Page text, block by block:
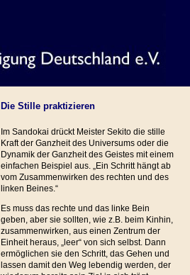
Die Stille praktizieren
Im Sandokai drückt Meister Sekito die stille
Kraft der Ganzheit des Universums oder die
Dynamik der Ganzheit des Geistes mit einem
einfachen Beispiel aus. „Ein Schritt hängt ab
vom Zusammenwirken des rechten und des
linken Beines.“
Es muss das rechte und das linke Bein
geben, aber sie sollten, wie z.B. beim Kinhin,
zusammenwirken, aus einen Zentrum der
Einheit heraus, „leer“ von sich selbst. Dann
ermöglichen sie den Schritt, das Gehen und
lassen damit den Weg lebendig werden, der